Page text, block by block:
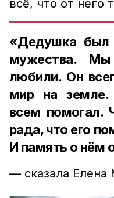
всё, что от него
«Дедушка был
мужества.
любили. Он
мир на земле.
всем помогал.
рада, что его
И память о нём
— сказала Елена